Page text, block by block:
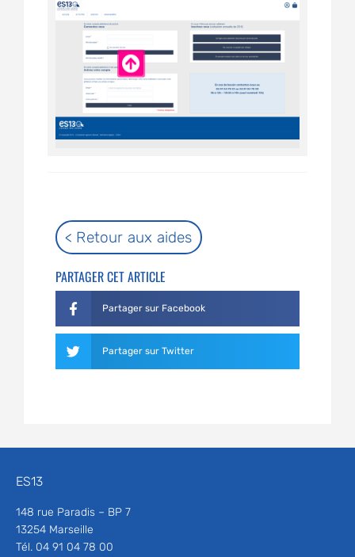
< Retour aux aides
PARTAGER CET ARTICLE
Partager sur Facebook
Partager sur Twitter
ES13
148 rue Paradis – BP 7
13254 Marseille
Tél. 04 91 04 78 00